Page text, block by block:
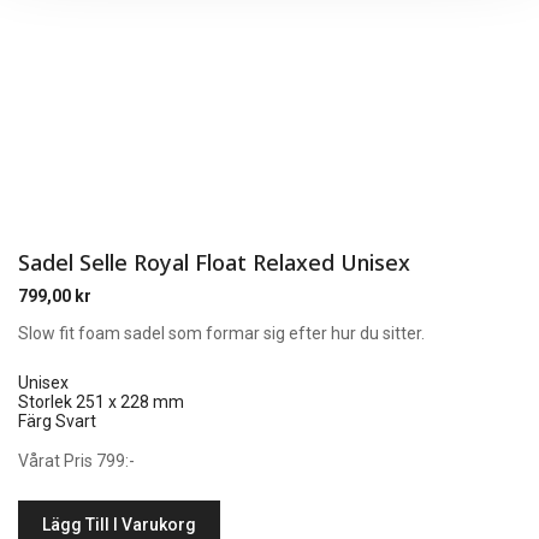
Sadel Selle Royal Float Relaxed Unisex
799,00 kr
Slow fit foam sadel som formar sig efter hur du sitter.
Unisex
Storlek 251 x 228 mm
Färg Svart
Vårat Pris 799:-
Lägg Till I Varukorg